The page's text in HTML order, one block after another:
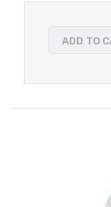
ADD TO